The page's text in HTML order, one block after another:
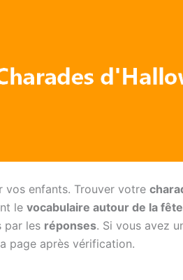
vos enfants. Trouver votre
le vocabulaire autour de la
par les réponses. Si vous avez
page après vérification.